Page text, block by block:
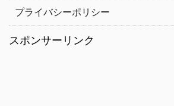
プライバシーポリシー
スポンサーリンク